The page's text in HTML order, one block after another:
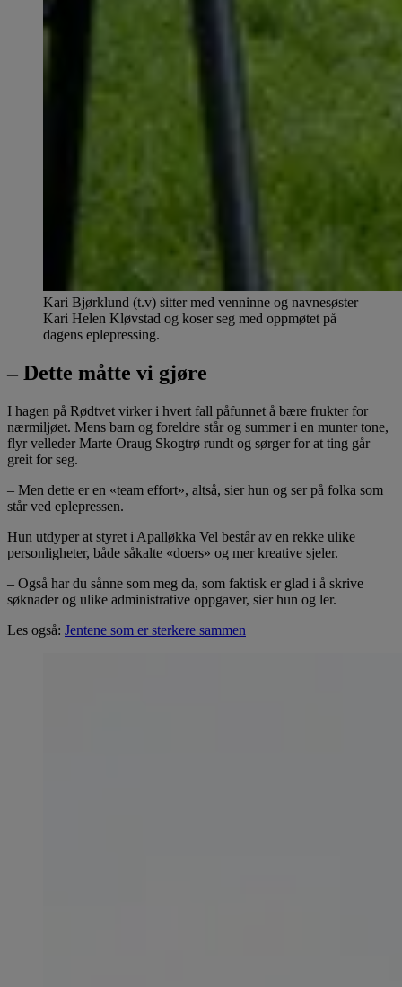
Kari Bjørklund (t.v) sitter med venninne og navnesøster
Kari Helen Kløvstad og koser seg med oppmøtet på
dagens eplepressing.
– Dette måtte vi gjøre
I hagen på Rødtvet virker i hvert fall påfunnet å bære frukter for
nærmiljøet. Mens barn og foreldre står og summer i en munter tone,
flyr velleder Marte Oraug Skogtrø rundt og sørger for at ting går
greit for seg.
– Men dette er en «team effort», altså, sier hun og ser på folka som
står ved eplepressen.
Hun utdyper at styret i Apalløkka Vel består av en rekke ulike
personligheter, både såkalte «doers» og mer kreative sjeler.
– Også har du sånne som meg da, som faktisk er glad i å skrive
søknader og ulike administrative oppgaver, sier hun og ler.
Les også: Jentene som er sterkere sammen